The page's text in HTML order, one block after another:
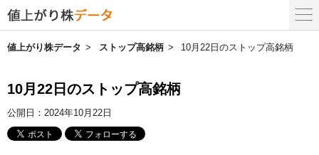
値上がり株データ ストップ高銘柄 10月22日のストップ高銘柄
10月22日のストップ高銘柄
公開日： 2024年10月22日